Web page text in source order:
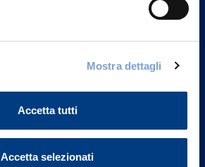
Mostra dettagli
Accetta tutti
Accetta selezionati